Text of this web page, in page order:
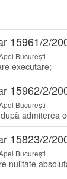
15961/2/
București
executare;
15962/2/
București
admiterea
15823/2/
București
nulitate